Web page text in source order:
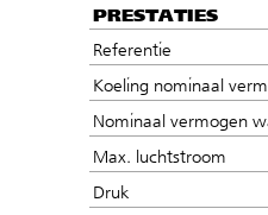
PRESTATIES
Referentie
Koeling nominaal
Nominaal vermogen
Max. luchtstroom
Druk